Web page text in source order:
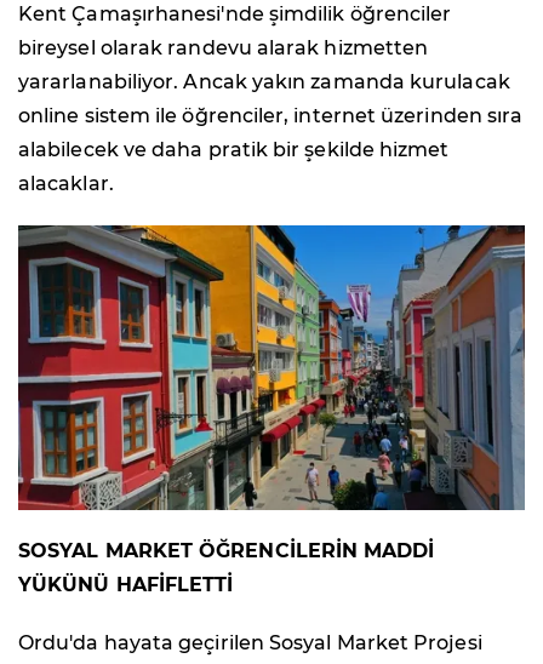
Kent Çamaşırhanesi'nde şimdilik öğrenciler
bireysel olarak randevu alarak hizmetten
yararlanabiliyor. Ancak yakın zamanda kurulacak
online sistem ile öğrenciler, internet üzerinden sıra
alabilecek ve daha pratik bir şekilde hizmet
alacaklar.
SOSYAL MARKET ÖĞRENCİLERİN MADDİ
YÜKÜNÜ HAFİFLETTİ
Ordu'da hayata geçirilen Sosyal Market Projesi